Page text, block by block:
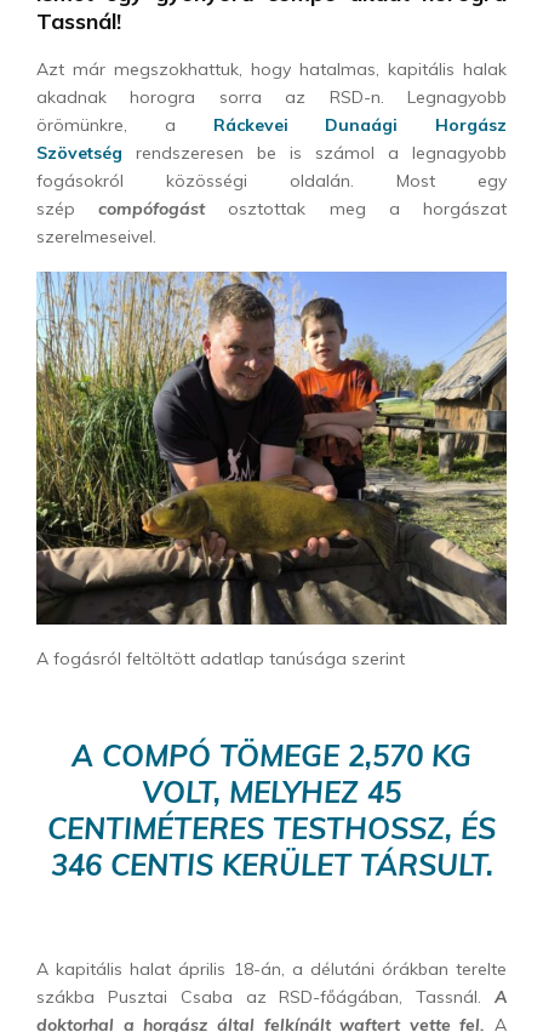
Tassnál!
Azt már megszokhattuk, hogy hatalmas, kapitális halak
akadnak horogra sorra az RSD-n. Legnagyobb
örömünkre, a Ráckevei Dunaági Horgász
Szövetség
rendszeresen be is számol a legnagyobb
fogásokról közösségi oldalán. Most egy
szépcompófogástosztottak meg a horgászat
szerelmeseivel.
A fogásról feltöltött adatlap tanúsága szerint
A COMPÓ TÖMEGE 2,570 KG
VOLT, MELYHEZ 45
CENTIMÉTERES TESTHOSSZ, ÉS
346 CENTIS KERÜLET TÁRSULT.
A kapitális halat április 18-án, a délutáni órákban terelte
szákba Pusztai Csaba az RSD-főágában, Tassnál. A
doktorhal a horgász által felkínált waftert vette fel. A